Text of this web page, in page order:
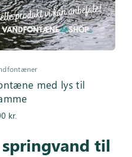
med lys til
kr.
til